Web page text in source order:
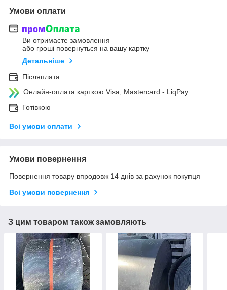
Умови оплати
Ви отримаєте замовлення
або гроші повернуться на вашу картку
Детальніше
Післяплата
Онлайн-оплата карткою Visa, Mastercard - LiqPay
Готівкою
Всі умови оплати
Умови повернення
Повернення товару впродовж 14 днів за рахунок покупця
Всі умови повернення
З цим товаром також замовляють